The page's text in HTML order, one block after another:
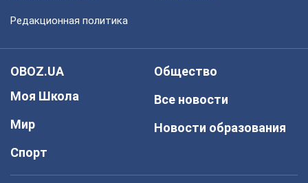
Редакционная политика
OBOZ.UA
Моя Школа
Мир
Спорт
Общество
Все новости
Новости образования